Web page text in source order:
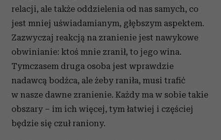
relacji, ale także oddzielenia od nas samych, co
jest mniej uświadamianym, głębszym aspektem.
Zazwyczaj reakcją na zranienie jest nawykowe
obwinianie: ktoś mnie zranił, to jego wina.
Tymczasem druga osoba jest wprawdzie
nadawcą bodźca, ale żeby raniła, musi trafić
w nasze dawne zranienie. Każdy ma w sobie takie
obszary – im ich więcej, tym łatwiej i częściej
będzie się czuł raniony.